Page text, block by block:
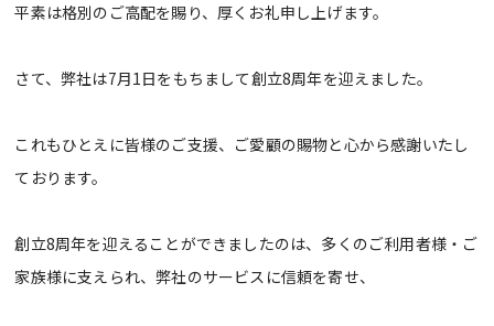
平素は格別のご高配を賜り、厚くお礼申し上げます。
さて、弊社は7月1日をもちまして創立8周年を迎えました。
これもひとえに皆様のご支援、ご愛顧の賜物と心から感謝いたし
ております。
創立8周年を迎えることができましたのは、多くのご利用者様・ご
家族様に支えられ、弊社のサービスに信頼を寄せ、